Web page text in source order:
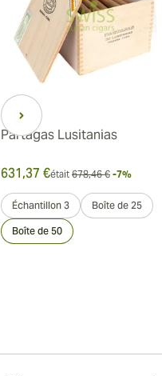
Partagas Lusitanias
631,37 €était 678,46 € -7%
Échantillon 3 Boîte de 25
Boîte de 50